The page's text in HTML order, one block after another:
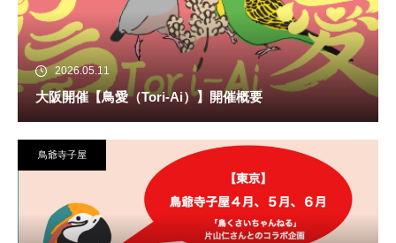
2026.05.11
大阪開催【鳥愛（Tori-Ai）】開催概要
鳥爺寺子屋